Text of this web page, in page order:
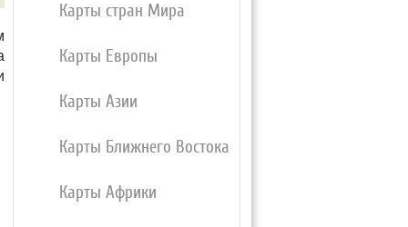
Карты стран Мира
Карты Европы
Карты Азии
Карты Ближнего Востока
Карты Африки